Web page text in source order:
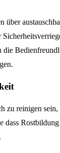
über
die
zu reinigen
dass